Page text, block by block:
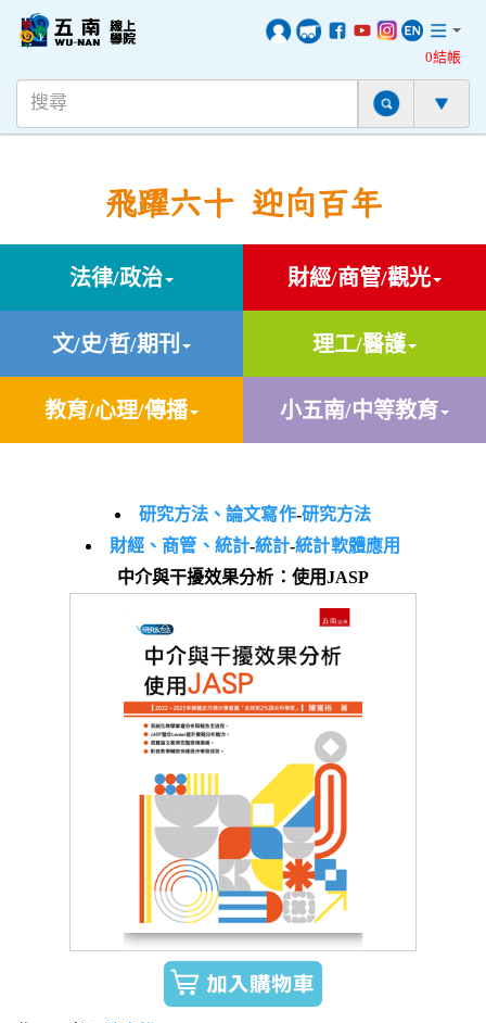
0結帳
飛躍六十 迎向百年
法律/政治 財經/商管/觀光
文/史/哲/期刊 理工/醫護
教育/心理/傳播 小五南/中等教育
研究方法、論文寫作-研究方法
財經、商管、統計-統計-統計軟體應用
中介與干擾效果分析：使用JASP